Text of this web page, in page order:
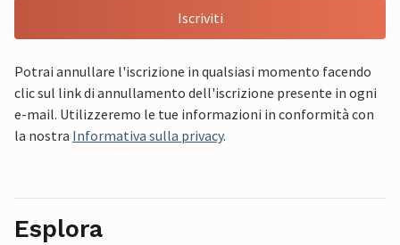
Iscriviti
Potrai annullare l'iscrizione in qualsiasi momento facendo
clic sul link di annullamento dell'iscrizione presente in ogni
e-mail. Utilizzeremo le tue informazioni in conformità con
la nostra Informativa sulla privacy.
Esplora